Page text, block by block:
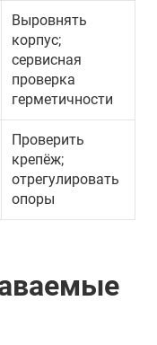
Выровнять
корпус;
сервисная
проверка
герметичности
Проверить
крепёж;
отрегулировать
опоры